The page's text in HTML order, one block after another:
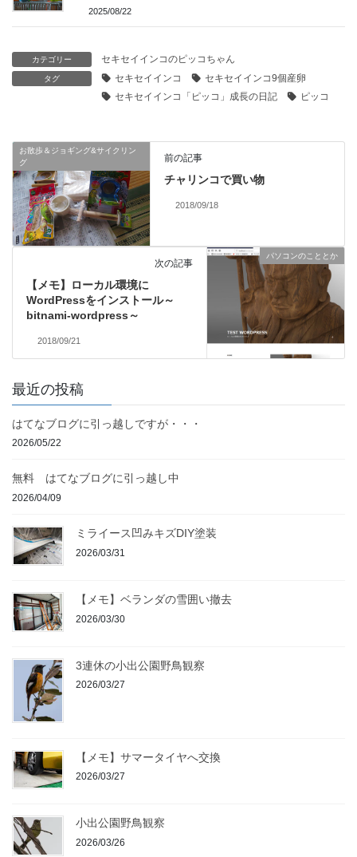
2025/08/22
カテゴリー セキセイインコのピッコちゃん
タグ セキセイインコ
セキセイインコ9個産卵
セキセイインコ「ピッコ」成長の日記
ピッコ
お散歩＆ジョギング&サイクリン
グ
前の記事
チャリンコで買い物
2018/09/18
パソコンのこととか
次の記事
【メモ】ローカル環境に
WordPressをインストール～
bitnami-wordpress～
2018/09/21
最近の投稿
はてなブログに引っ越しですが・・・
2026/05/22
無料 はてなブログに引っ越し中
2026/04/09
ミライース凹みキズDIY塗装
2026/03/31
【メモ】ベランダの雪囲い撤去
2026/03/30
3連休の小出公園野鳥観察
2026/03/27
【メモ】サマータイヤへ交換
2026/03/27
小出公園野鳥観察
2026/03/26